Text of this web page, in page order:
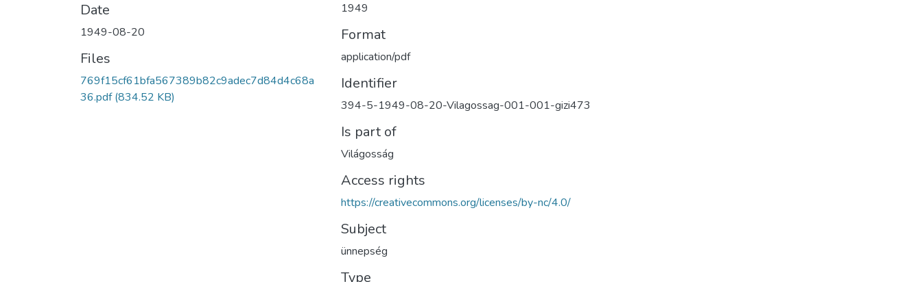
Date
1949-08-20
Files
769f15cf61bfa567389b82c9adec7d84d4c68a
36.pdf(834.52 KB)
1949
Format
application/pdf
Identifier
394-5-1949-08-20-Vilagossag-001-001-gizi473
Is part of
Világosság
Access rights
https://creativecommons.org/licenses/by-nc/4.0/
Subject
ünnepség
Type